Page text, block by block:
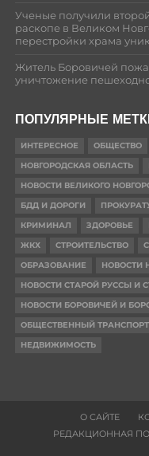
Ученые получили
раскопе в Великом
перестройки храма
Житель Боровичей
уничтожение
ПОПУЛЯРНЫЕ
ИНТЕРЕСНОЕ ОБЩЕСТВО
НОВГОРОДСКАЯ ОБЛАСТЬ
НОВОСТИ ВЕЛИКОГО
БДД И ДОРОГИ
КРИМИНАЛ
ЗДОРОВЬЕ
ЖКХ
СТРОИТЕЛЬСТВО
ОБРАЗОВАНИЕ
НОВОСТИ
НОВОСТИ СТАРОЙ РУССЫ И
НОВОСТИ БОРОВИЧЕЙ И
ОБЩЕСТВЕННЫЙ ТРАНСПОРТ
НЕДВИЖИМОСТЬ
О САЙТЕ
РЕДАКЦИОННАЯ